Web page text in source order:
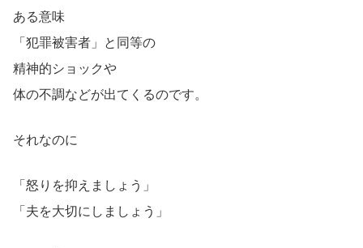
ある意味
「犯罪被害者」と同等の
精神的ショックや
体の不調などが出てくるのです。
それなのに
「怒りを抑えましょう」
「夫を大切にしましょう」